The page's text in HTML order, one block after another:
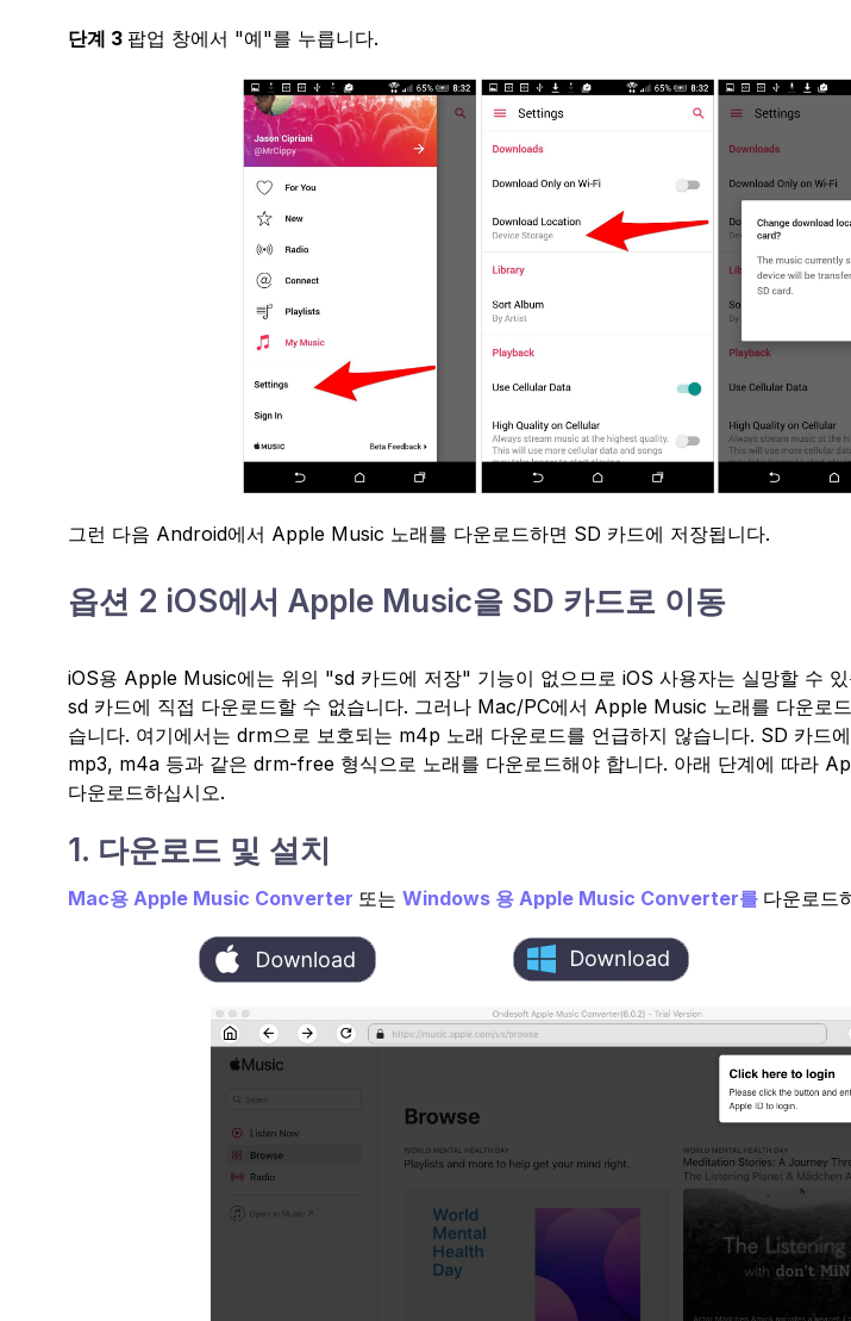
단계 3 팝업 창에서 "예"를 누릅니다.
그런 다음 Android에서 Apple Music 노래를 다운로드하면 SD 카드에 저장됩니다.
옵션 2 iOS에서 Apple Music을 SD 카드로 이동
iOS용 Apple Music에는 위의 "sd 카드에 저장" 기능이 없으므로 iOS 사용자는 실망할 수
sd 카드에 직접 다운로드할 수 없습니다. 그러나 Mac/PC에서 Apple Music 노래를 다운로
습니다. 여기에서는 drm으로 보호되는 m4p 노래 다운로드를 언급하지 않습니다. SD 카드
mp3, m4a 등과 같은 drm-free 형식으로 노래를 다운로드해야 합니다. 아래 단계에 따라
다운로드하십시오.
1. 다운로드 및 설치
Mac용 Apple Music Converter 또는 Windows 용 Apple Music Converter를 다운로드